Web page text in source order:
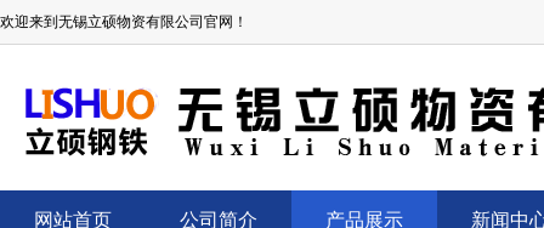
欢迎来到无锡立硕物资有限公司官网！
网站首页 公司简介 产品展示 新闻中